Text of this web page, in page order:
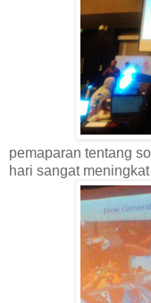
pemaparan tentang
hari sangat